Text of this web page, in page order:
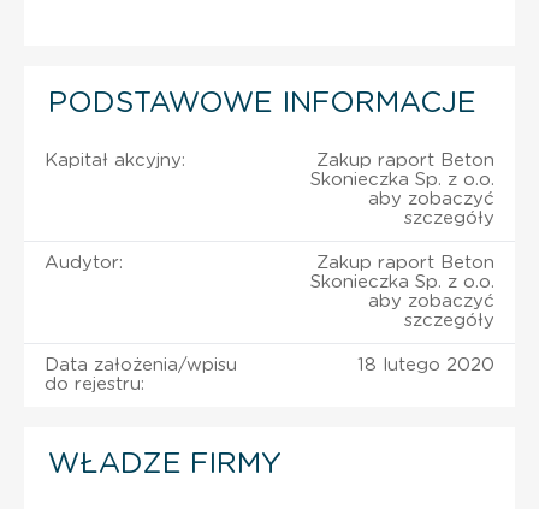
PODSTAWOWE INFORMACJE
Kapitał akcyjny:
Zakup raport Beton
Skonieczka Sp. z o.o.
aby zobaczyć
szczegóły
Audytor:
Zakup raport Beton
Skonieczka Sp. z o.o.
aby zobaczyć
szczegóły
Data założenia/wpisu
do rejestru:
18 lutego 2020
WŁADZE FIRMY